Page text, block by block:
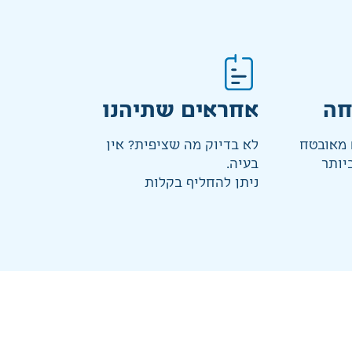
מאובטח
אחראים שתיהנו
לא בדיוק מה שציפית? אין
בעיה.
ניתן להחליף בקלות